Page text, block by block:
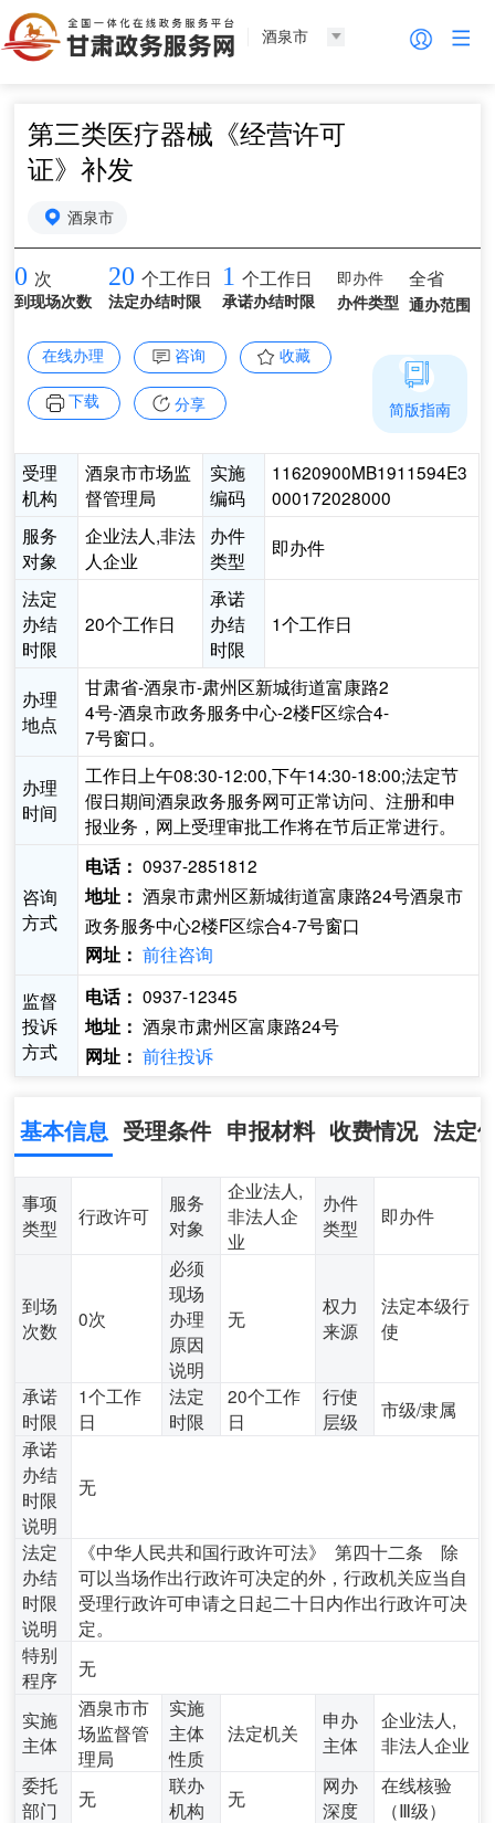
酒泉市
第三类医疗器械《经营许可
证》补发
酒泉市
0 次
到现场次数
20 个工作日
法定办结时限
1 个工作日
承诺办结时限
即办件
办件类型
全省
通办范围
在线办理 咨询 收藏
下载 分享
受理
机构
酒泉市市场监
督管理局
实施
编码
11620900MB1911594E3
000172028000
服务
对象
企业法人,非法
人企业
办件
类型
即办件
法定
办结
时限
20个工作日
承诺
办结
时限
1个工作日
办理
地点
甘肃省-酒泉市-肃州区新城街道富康路2
4号-酒泉市政务服务中心-2楼F区综合4-
7号窗口。
办理
时间
工作日上午08:30-12:00,下午14:30-18:00;法定节
假日期间酒泉政务服务网可正常访问、注册和申
报业务，网上受理审批工作将在节后正常进行。
咨询
方式
电话： 0937-2851812
地址： 酒泉市肃州区新城街道富康路24号酒泉市
政务服务中心2楼F区综合4-7号窗口
网址： 前往咨询
监督
投诉
方式
电话： 0937-12345
地址： 酒泉市肃州区富康路24号
网址： 前往投诉
简版指南
基本信息 受理条件 申报材料 收费情况 法定
事项
类型
行政许可
服务
对象
企业法人,
非法人企
业
办件
类型
即办件
到场
次数
0次
必须
现场
办理
原因
说明
无
权力
来源
法定本级行
使
承诺
时限
1个工作
日
法定
时限
20个工作
日
行使
层级
市级/隶属
承诺
办结
时限
说明
无
法定
办结
时限
说明
《中华人民共和国行政许可法》 第四十二条 除
可以当场作出行政许可决定的外，行政机关应当自
受理行政许可申请之日起二十日内作出行政许可决
定。
特别
程序
无
实施
主体
酒泉市市
场监督管
理局
实施
主体
性质
法定机关
申办
主体
企业法人,
非法人企业
委托
部门
无
联办
机构
无
网办
深度
在线核验
（Ⅲ级）